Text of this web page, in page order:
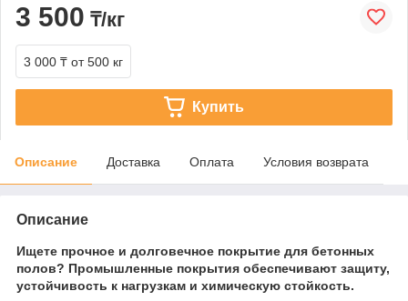
3 500 ₸/кг
3 000 ₸ от 500 кг
Купить
Описание Доставка Оплата Условия возврата
Описание
Ищете прочное и долговечное покрытие для бетонных
полов? Промышленные покрытия обеспечивают защиту,
устойчивость к нагрузкам и химическую стойкость.